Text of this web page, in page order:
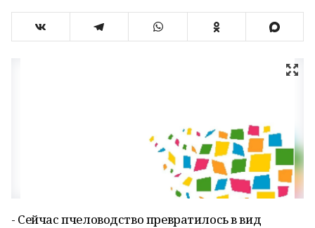
- Сейчас пчеловодство превратилось в вид